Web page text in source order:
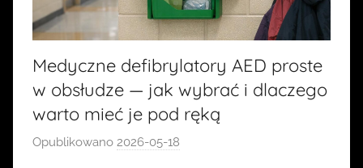
Medyczne defibrylatory AED proste
w obsłudze — jak wybrać i dlaczego
warto mieć je pod ręką
Opublikowano 2026-05-18